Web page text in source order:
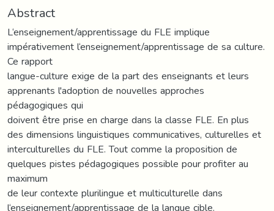
Abstract
L‘enseignement/apprentissage du FLE implique
impérativement l‘enseignement/apprentissage de sa culture.
Ce rapport
langue-culture exige de la part des enseignants et leurs
apprenants l'adoption de nouvelles approches
pédagogiques qui
doivent être prise en charge dans la classe FLE. En plus
des dimensions linguistiques communicatives, culturelles et
interculturelles du FLE. Tout comme la proposition de
quelques pistes pédagogiques possible pour profiter au
maximum
de leur contexte plurilingue et multiculturelle dans